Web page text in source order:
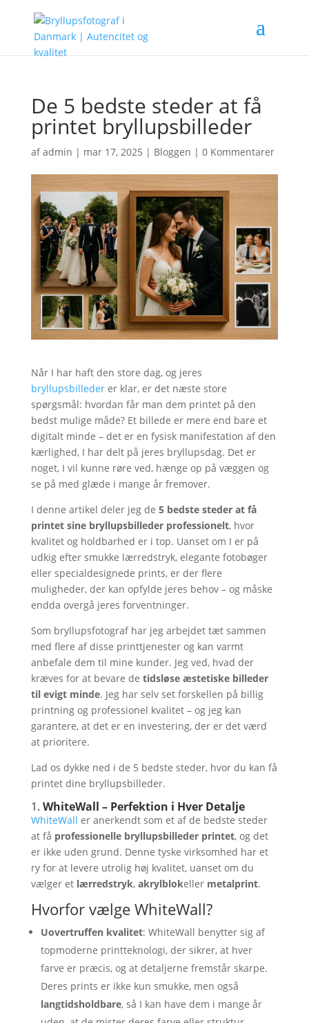
De 5 bedste steder at få
printet bryllupsbilleder
afadmin | mar 17, 2025 | Bloggen | 0 Kommentarer
Når I har haft den store dag, og jeres
bryllupsbillederer klar, er det næste store
spørgsmål: hvordan får man dem printet på den
bedst mulige måde? Et billede er mere end bare et
digitalt minde – det er en fysisk manifestation af den
kærlighed, I har delt på jeres bryllupsdag. Det er
noget, I vil kunne røre ved, hænge op på væggen og
se på med glæde i mange år fremover.
I denne artikel deler jeg de 5 bedste steder at få
printet sine bryllupsbilleder professionelt, hvor
kvalitet og holdbarhed er i top. Uanset om I er på
udkig efter smukke lærredstryk, elegante fotobøger
eller specialdesignede prints, er der flere
muligheder, der kan opfylde jeres behov – og måske
endda overgå jeres forventninger.
Som bryllupsfotograf har jeg arbejdet tæt sammen
med flere af disse printtjenester og kan varmt
anbefale dem til mine kunder. Jeg ved, hvad der
kræves for at bevare de tidsløse æstetiske billeder
til evigt minde. Jeg har selv set forskellen på billig
printning og professionel kvalitet – og jeg kan
garantere, at det er en investering, der er det værd
at prioritere.
Lad os dykke ned i de 5 bedste steder, hvor du kan få
printet dine bryllupsbilleder.
1. WhiteWall – Perfektion i Hver Detalje
WhiteWall er anerkendt som et af de bedste steder
at få professionelle bryllupsbilleder printet, og det
er ikke uden grund. Denne tyske virksomhed har et
ry for at levere utrolig høj kvalitet, uanset om du
vælger et lærredstryk, akrylblokeller metalprint.
Hvorfor vælge WhiteWall?
Uovertruffen kvalitet: WhiteWall benytter sig af
topmoderne printteknologi, der sikrer, at hver
farve er præcis, og at detaljerne fremstår skarpe.
Deres prints er ikke kun smukke, men også
langtidsholdbare, så I kan have dem i mange år